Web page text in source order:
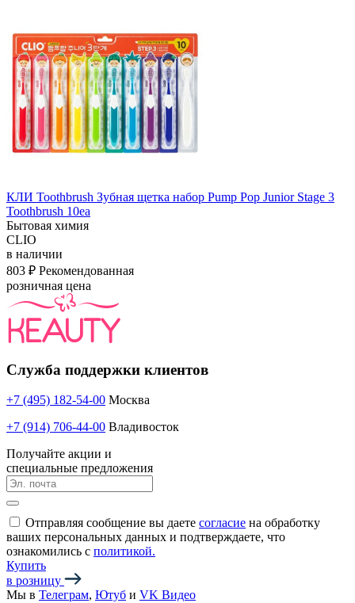
КЛИ Toothbrush Зубная щетка набор Pump Pop Junior Stage 3
Toothbrush 10ea
Бытовая химия
CLIO
в наличии
803 ₽ Рекомендованная
розничная цена
Служба поддержки клиентов
+7 (495) 182-54-00 Москва
+7 (914) 706-44-00 Владивосток
Получайте акции и
специальные предложения
Отправляя сообщение вы даете согласие на обработку
ваших персональных данных и подтверждаете, что
ознакомились с политикой.
Купить
в розницу
Мы в Телеграм, Ютуб и VK Видео